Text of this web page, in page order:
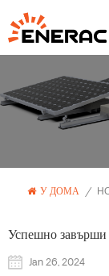
У ДОМА /
Успешно
Jan 26, 2024